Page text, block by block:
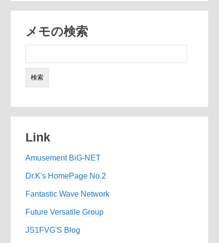
メモの検索
索:
Link
Amusement BiG-NET
Dr.K's HomePage No.2
Fantastic Wave Network
Future Versatile Group
JS1FVG'S Blog